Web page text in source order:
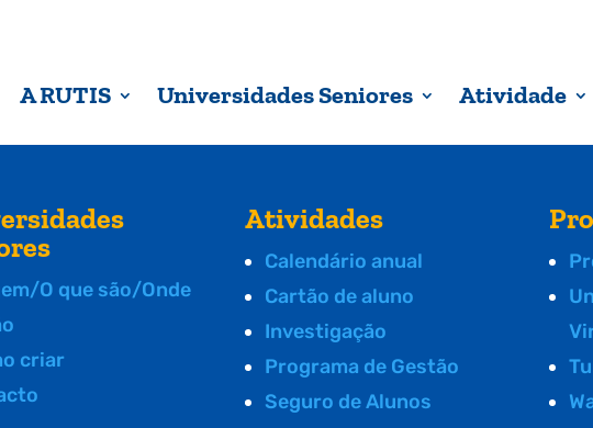
A RUTIS Universidades Seniores Atividade
O que são/Onde
criar
Atividades
Calendário anual
Cartão de aluno
Investigação
Programa de Gestão
Seguro de Alunos